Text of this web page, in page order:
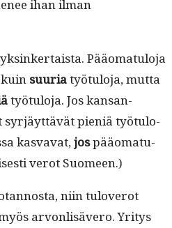
ihan ilman
Pääo­mat­u­lo­ja
suuriatyö­tu­lo­ja, mut­ta
työ­tu­lo­ja. Jos kansan­
syr­jäyt­tävät pieniä työ­tu­lo­
kas­va­vat,jospääo­mat­u­
verot Suomeen.)
niin tuloverot
arvon­lisävero. Yri­tys